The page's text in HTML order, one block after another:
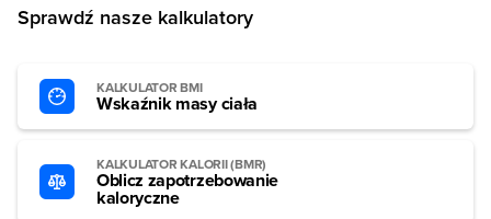
Sprawdź nasze kalkulatory
KALKULATOR BMI
Wskaźnik masy ciała
KALKULATOR KALORII (BMR)
Oblicz zapotrzebowanie
kaloryczne